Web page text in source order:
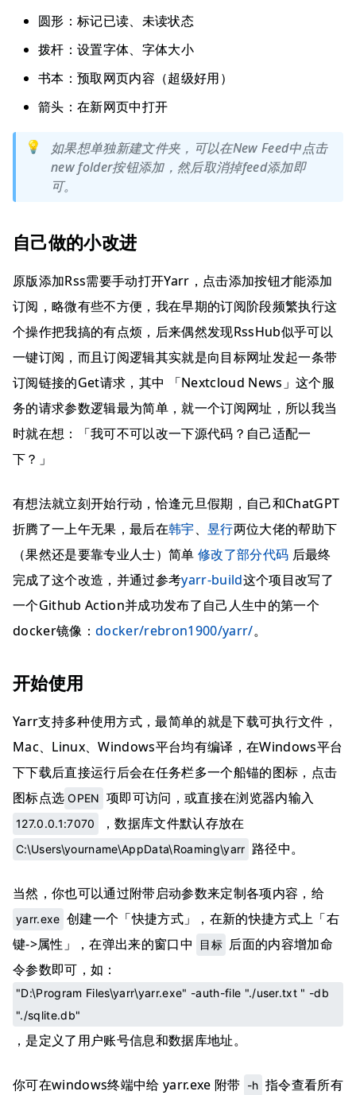
圆形：标记已读、未读状态
拨杆：设置字体、字体大小
书本：预取网页内容（超级好用）
箭头：在新网页中打开
💡
如果想单独新建文件夹，可以在New Feed中点击
new folder按钮添加，然后取消掉feed添加即
可。
自己做的小改进
原版添加Rss需要手动打开Yarr，点击添加按钮才能添加
订阅，略微有些不方便，我在早期的订阅阶段频繁执行这
个操作把我搞的有点烦，后来偶然发现RssHub似乎可以
一键订阅，而且订阅逻辑其实就是向目标网址发起一条带
订阅链接的Get请求，其中 「Nextcloud News」这个服
务的请求参数逻辑最为简单，就一个订阅网址，所以我当
时就在想：「我可不可以改一下源代码？自己适配一
下？」
有想法就立刻开始行动，恰逢元旦假期，自己和ChatGPT
折腾了一上午无果，最后在韩宇、 昱行两位大佬的帮助下
（果然还是要靠专业人士）简单 修改了部分代码 后最终
完成了这个改造，并通过参考yarr-build这个项目改写了
一个Github Action并成功发布了自己人生中的第一个
docker镜像： docker/rebron1900/yarr/。
开始使用
Yarr支持多种使用方式，最简单的就是下载可执行文件，
Mac、Linux、Windows平台均有编译，在Windows平台
下下载后直接运行后会在任务栏多一个船锚的图标，点击
图标点选 OPEN 项即可访问，或直接在浏览器内输入
127.0.0.1:7070 ，数据库文件默认存放在
C:\Users\yourname\AppData\Roaming\yarr 路径中。
当然，你也可以通过附带启动参数来定制各项内容，给
yarr.exe 创建一个「快捷方式」，在新的快捷方式上「右
键->属性」，在弹出来的窗口中
目标 后面的内容增加命
令参数即可，如：
"D:\Program Files\yarr\yarr.exe" -auth-file "./user.txt " -db
"./sqlite.db"
，是定义了用户账号信息和数据库地址。
你可在windows终端中给 yarr.exe 附带 -h 指令查看所有